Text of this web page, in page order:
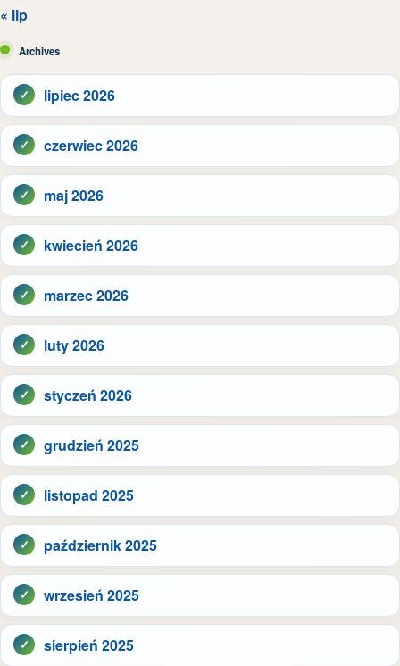
« lip
Archives
lipiec 2026
czerwiec 2026
maj 2026
kwiecień 2026
marzec 2026
luty 2026
styczeń 2026
grudzień 2025
listopad 2025
październik 2025
wrzesień 2025
sierpień 2025